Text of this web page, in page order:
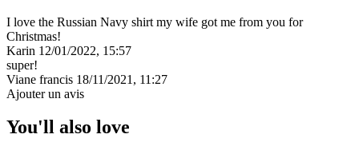
I love the Russian Navy shirt my wife got me from you for
Christmas!
Karin 12/01/2022, 15:57
super!
Viane francis 18/11/2021, 11:27
Ajouter un avis
You'll also love